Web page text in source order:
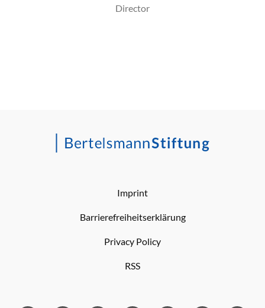
Director
Imprint
Barrierefreiheitserklärung
Privacy Policy
RSS